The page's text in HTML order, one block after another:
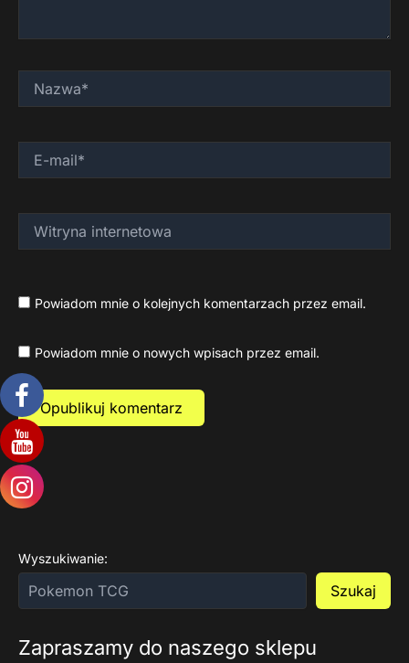
mail*
internetowa
Powiadom mnie o kolejnych komentarzach przez email.
Powiadom mnie o nowych wpisach przez email.
Wyszukiwanie:
Szukaj
Zapraszamy do naszego sklepu